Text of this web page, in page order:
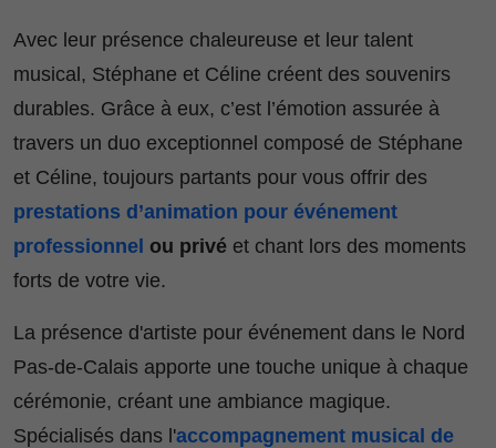
Avec leur présence chaleureuse et leur talent
musical, Stéphane et Céline créent des souvenirs
durables. Grâce à eux, c’est l’émotion assurée à
travers un duo exceptionnel composé de Stéphane
et Céline, toujours partants pour vous offrir des
prestations d’animation pour événement
professionnel ou privé et chant lors des moments
forts de votre vie.
La présence d'artiste pour événement dans le Nord
Pas-de-Calais apporte une touche unique à chaque
cérémonie, créant une ambiance magique.
Spécialisés dans l'accompagnement musical de